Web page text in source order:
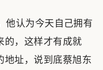
认为今天自己拥有
的，这样才有成就
地址，说到底蔡旭东